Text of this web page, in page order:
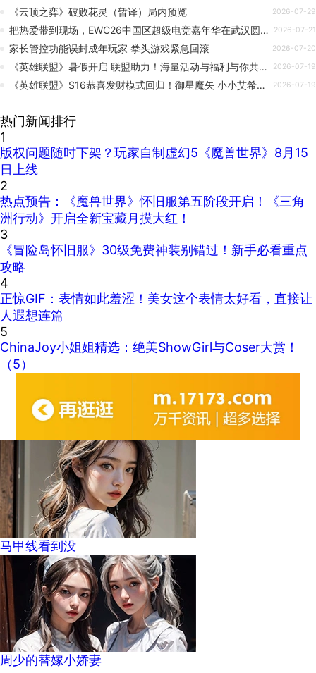
《云顶之弈》破败花灵（暂译）局内预览 2026-07-29
把热爱带到现场，EWC26中国区超级电竞嘉年华在武汉圆满落幕！ 2026-07-21
家长管控功能误封成年玩家 拳头游戏紧急回滚 2026-07-20
《英雄联盟》暑假开启 联盟助力！海量活动与福利与你共度暑假！ 2026-07-19
《英雄联盟》S16恭喜发财模式回归！御星魔矢 小小艾希、不朽阿狸等全新小小英雄上架云顶！ 2026-07-19
热门新闻排行
1
版权问题随时下架？玩家自制虚幻5《魔兽世界》8月15
日上线
2
热点预告：《魔兽世界》怀旧服第五阶段开启！《三角
洲行动》开启全新宝藏月摸大红！
3
《冒险岛怀旧服》30级免费神装别错过！新手必看重点
攻略
4
正惊GIF：表情如此羞涩！美女这个表情太好看，直接让
人遐想连篇
5
ChinaJoy小姐姐精选：绝美ShowGirl与Coser大赏！
（5）
马甲线看到没
周少的替嫁小娇妻